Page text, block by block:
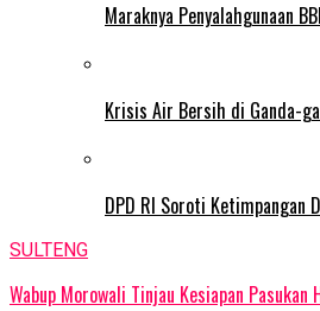
Maraknya Penyalahgunaan
Krisis Air Bersih di Ganda-
DPD RI Soroti Ketimpangan
SULTENG
Wabup Morowali Tinjau Kesiapan